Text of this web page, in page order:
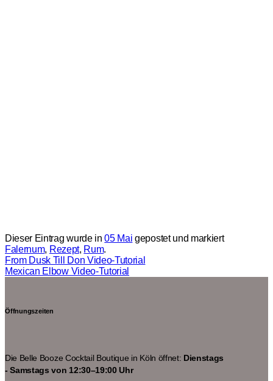
Dieser Eintrag wurde in05 Mai gepostet und markiert
Falernum, Rezept, Rum.
From Dusk Till Don Video-Tutorial
Mexican Elbow Video-Tutorial
Öffnungszeiten
Die Belle Booze Cocktail Boutique in Köln öffnet: Dienstags
- Samstags von 12:30–19:00 Uhr